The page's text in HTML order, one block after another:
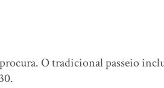
procura. O tradicional passeio